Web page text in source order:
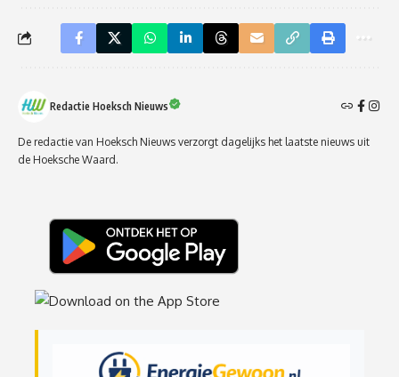
Redactie Hoeksch Nieuws
De redactie van Hoeksch Nieuws verzorgt dagelijks het laatste nieuws uit
de Hoeksche Waard.